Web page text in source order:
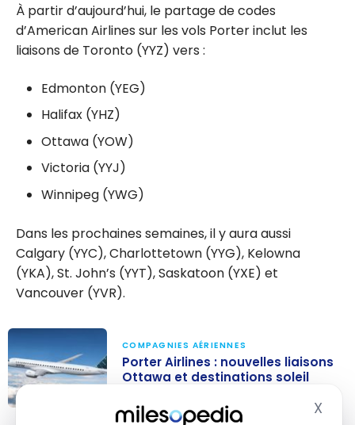
X
À partir d’aujourd’hui, le partage de codes
d’American Airlines sur les vols Porter inclut les
liaisons de Toronto (YYZ) vers :
Edmonton (YEG)
Halifax (YHZ)
Ottawa (YOW)
Victoria (YYJ)
Winnipeg (YWG)
Dans les prochaines semaines, il y aura aussi
Calgary (YYC), Charlottetown (YYG), Kelowna
(YKA), St. John’s (YYT), Saskatoon (YXE) et
Vancouver (YVR).
COMPAGNIES AÉRIENNES
Porter Airlines : nouvelles liaisons
Ottawa et destinations soleil